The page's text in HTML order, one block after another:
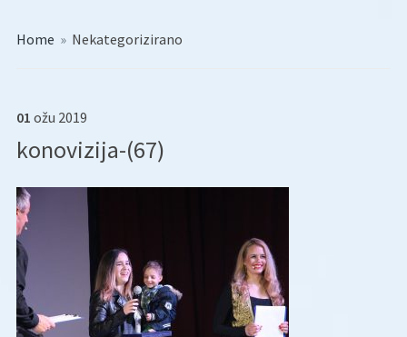
Home » Nekategorizirano
01 ožu 2019
konovizija-(67)